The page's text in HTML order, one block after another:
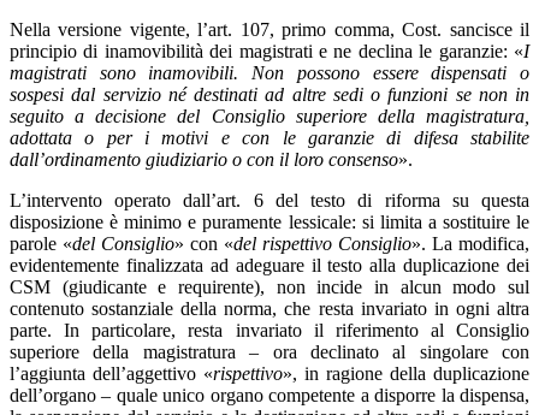
Nella versione vigente, l’art. 107, primo comma, Cost. sancisce il
principio di inamovibilità dei magistrati e ne declina le garanzie: «I
magistrati sono inamovibili. Non possono essere dispensati o
sospesi dal servizio né destinati ad altre sedi o funzioni se non in
seguito a decisione del Consiglio superiore della magistratura,
adottata o per i motivi e con le garanzie di difesa stabilite
dall’ordinamento giudiziario o con il loro consenso».
L’intervento operato dall’art. 6 del testo di riforma su questa
disposizione è minimo e puramente lessicale: si limita a sostituire le
parole «del Consiglio» con «del rispettivo Consiglio». La modifica,
evidentemente finalizzata ad adeguare il testo alla duplicazione dei
CSM (giudicante e requirente), non incide in alcun modo sul
contenuto sostanziale della norma, che resta invariato in ogni altra
parte. In particolare, resta invariato il riferimento al Consiglio
superiore della magistratura – ora declinato al singolare con
l’aggiunta dell’aggettivo «rispettivo», in ragione della duplicazione
dell’organo – quale unico organo competente a disporre la dispensa,